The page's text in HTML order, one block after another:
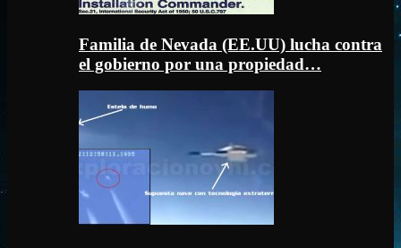
Familia de Nevada (EE.UU) lucha contra
el gobierno por una propiedad…